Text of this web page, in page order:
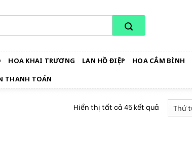
HOA KHAI TRƯƠNG LAN HỒ ĐIỆP HOA CẮM BÌNH
THANH TOÁN
Hiển thị tất cả 45 kết quả